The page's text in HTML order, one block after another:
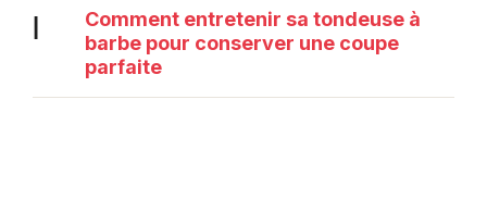
Comment entretenir sa tondeuse à
barbe pour conserver une coupe
parfaite